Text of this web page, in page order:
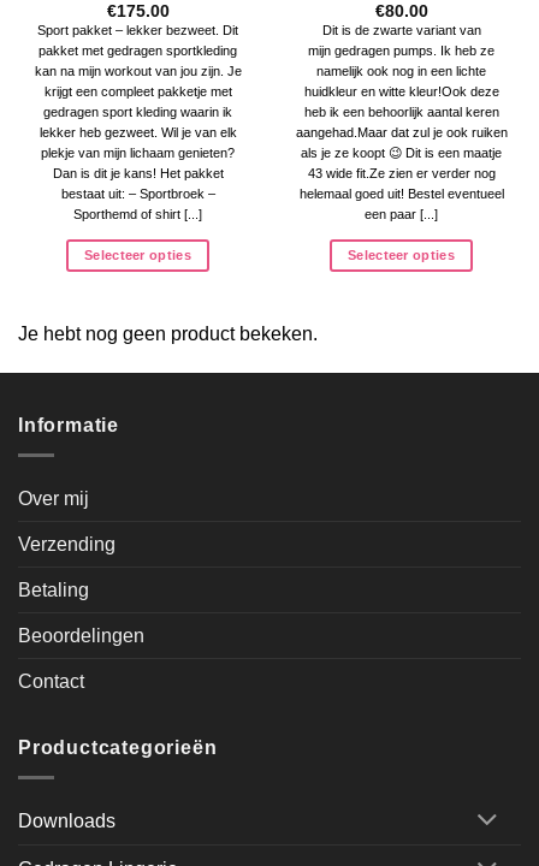
€175.00
Sport pakket – lekker bezweet. Dit
pakket met gedragen sportkleding
kan na mijn workout van jou zijn. Je
krijgt een compleet pakketje met
gedragen sport kleding waarin ik
lekker heb gezweet. Wil je van elk
plekje van mijn lichaam genieten?
Dan is dit je kans! Het pakket
bestaat uit: – Sportbroek –
Sporthemd of shirt [...]
Selecteer opties
€80.00
Dit is de zwarte variant van
mijn gedragen pumps. Ik heb ze
namelijk ook nog in een lichte
huidkleur en witte kleur!Ook deze
heb ik een behoorlijk aantal keren
aangehad.Maar dat zul je ook ruiken
als je ze koopt 😉 Dit is een maatje
43 wide fit.Ze zien er verder nog
helemaal goed uit! Bestel eventueel
een paar [...]
Selecteer opties
Je hebt nog geen product bekeken.
Informatie
Over mij
Verzending
Betaling
Beoordelingen
Contact
Productcategorieën
Downloads